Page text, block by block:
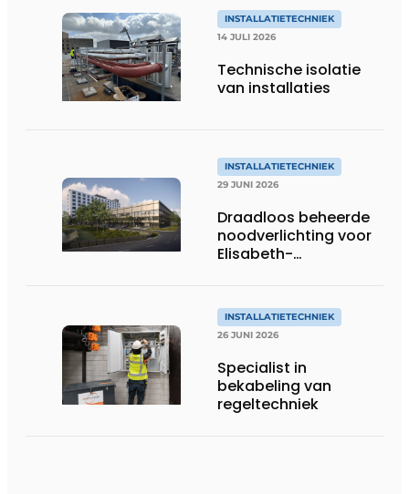
INSTALLATIETECHNIEK
14 JULI 2026
Technische isolatie
van installaties
INSTALLATIETECHNIEK
29 JUNI 2026
Draadloos beheerde
noodverlichting voor
Elisabeth-
INSTALLATIETECHNIEK
26 JUNI 2026
Specialist in
bekabeling van
regeltechniek